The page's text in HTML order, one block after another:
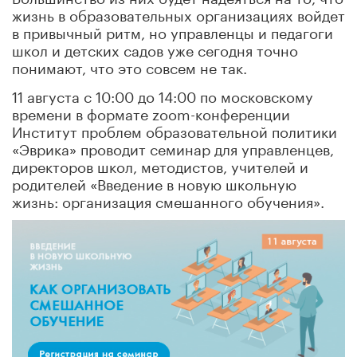
жизнь в образовательных организациях войдет
в привычный ритм, но управленцы и педагоги
школ и детских садов уже сегодня точно
понимают, что это совсем не так.
11 августа с 10:00 до 14:00 по московскому
времени в формате zoom-конференции
Институт проблем образовательной политики
«Эврика» проводит семинар для управленцев,
директоров школ, методистов, учителей и
родителей «Введение в новую школьную
жизнь: организация смешанного обучения».